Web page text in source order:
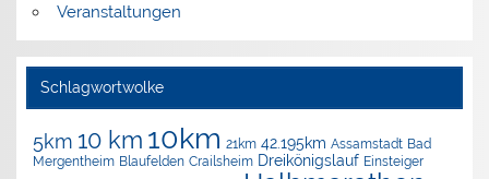
Veranstaltungen
Schlagwortwolke
5km 10 km 10km 21km 42.195km Assamstadt Bad
Mergentheim Blaufelden Crailsheim Dreikönigslauf Einsteiger